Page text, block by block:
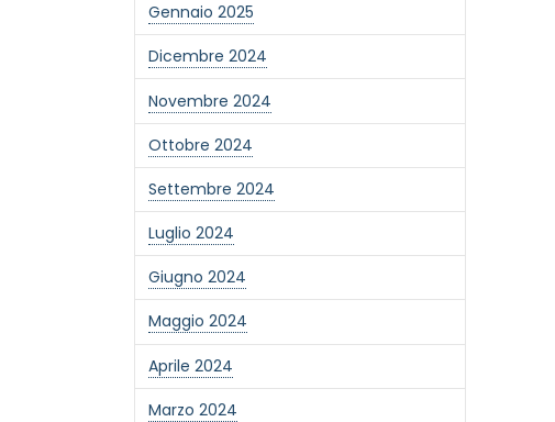
Gennaio 2025
Dicembre 2024
Novembre 2024
Ottobre 2024
Settembre 2024
Luglio 2024
Giugno 2024
Maggio 2024
Aprile 2024
Marzo 2024